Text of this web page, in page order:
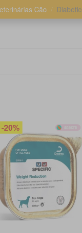
Cão
-20%